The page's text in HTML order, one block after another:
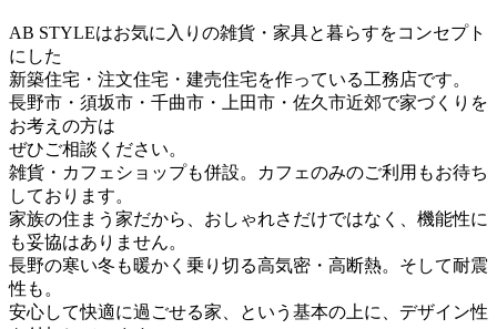
AB STYLEはお気に入りの雑貨・家具と暮らすをコンセプト
にした
新築住宅・注文住宅・建売住宅を作っている工務店です。
長野市・須坂市・千曲市・上田市・佐久市近郊で家づくりを
お考えの方は
ぜひご相談ください。
雑貨・カフェショップも併設。カフェのみのご利用もお待ち
しております。
家族の住まう家だから、おしゃれさだけではなく、機能性に
も妥協はありません。
長野の寒い冬も暖かく乗り切る高気密・高断熱。そして耐震
性も。
安心して快適に過ごせる家、という基本の上に、デザイン性